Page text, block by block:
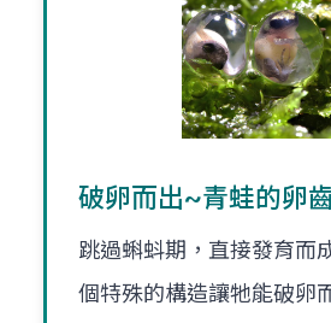
破卵而出~青蛙的卵
跳過蝌蚪期，直接發育而
個特殊的構造讓牠能破卵